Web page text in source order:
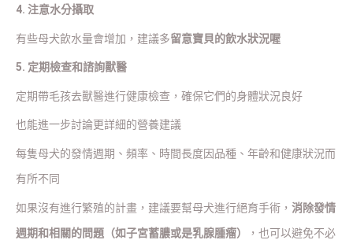
4. 注意水分攝取
有些母犬飲水量會增加，建議多留意寶貝的飲水狀況喔
5. 定期檢查和諮詢獸醫
定期帶毛孩去獸醫進行健康檢查，確保它們的身體狀況良好
也能進一步討論更詳細的營養建議
每隻母犬的發情週期、頻率、時間長度因品種、年齡和健康狀況而
有所不同
如果沒有進行繁殖的計畫，建議要幫母犬進行絕育手術， 消除發情
週期和相關的問題（如子宮蓄膿或是乳腺腫瘤）
，也可以避免不必